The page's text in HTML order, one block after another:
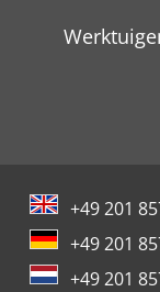
Untha Lr520
Untha Rs50
Untha Xr3000
+49 201
+49 201
+49 201